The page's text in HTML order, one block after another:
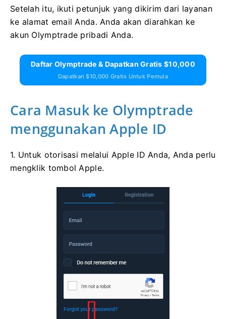
Setelah itu, ikuti petunjuk yang dikirim dari layanan
ke alamat email Anda. Anda akan diarahkan ke
akun Olymptrade pribadi Anda.
Daftar Olymptrade & Dapatkan Gratis $10,000
Dapatkan $10,000 Gratis Untuk Pemula
Cara Masuk ke Olymptrade
menggunakan Apple ID
1. Untuk otorisasi melalui Apple ID Anda, Anda perlu
mengklik tombol Apple.